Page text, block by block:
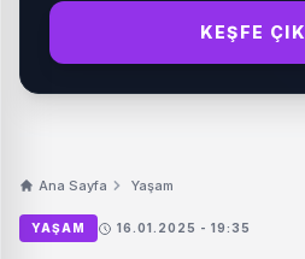
KEŞFE ÇIK
Ana Sayfa Yaşam
YAŞAM 16.01.2025 - 19:35